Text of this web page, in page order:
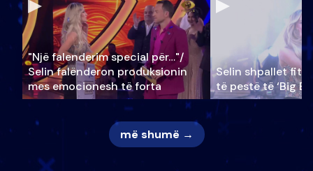
"Një falenderim special për…"/
Selin falënderon produksionin
mes emocionesh të forta
Selin shpallet
të pestë të ‘Big
më shumë →